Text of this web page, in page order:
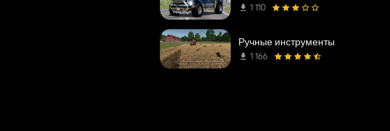
1 110
Ручные инструменты
1 166